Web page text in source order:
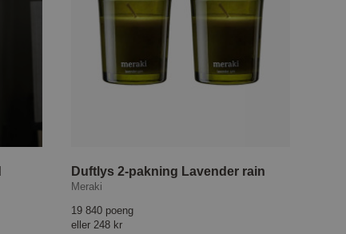
Duftlys 2-pakning Lavender rain
Meraki
19 840 poeng
eller 248 kr